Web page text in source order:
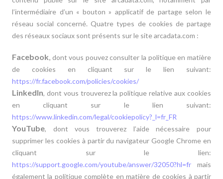
l’intermédiaire d’un « bouton » applicatif de partage selon le
réseau social concerné. Quatre types de cookies de partage
des réseaux sociaux sont présents sur le site arcadata.com :
Facebook, dont vous pouvez consulter la politique en matière
de cookies en cliquant sur le lien suivant:
https://fr.facebook.com/policies/cookies/
LinkedIn, dont vous trouverez la politique relative aux cookies
en cliquant sur le lien suivant:
https://www.linkedin.com/legal/cookiepolicy?_l=fr_FR
YouTube, dont vous trouverez l’aide nécessaire pour
supprimer les cookies à partir du navigateur Google Chrome en
cliquant sur le lien:
https://support.google.com/youtube/answer/32050?hl=fr
mais
également la politique complète en matière de cookies à partir